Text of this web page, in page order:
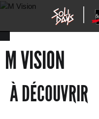
M VISION
À DÉCOUVRIR